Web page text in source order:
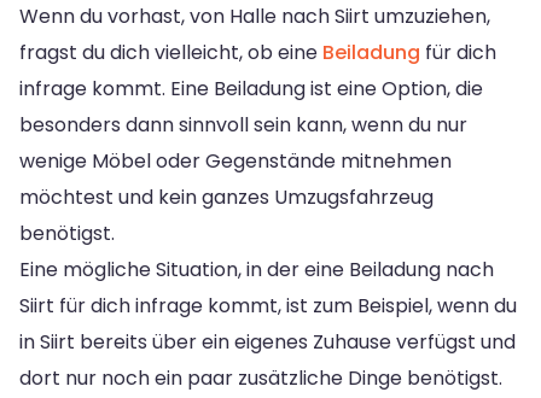
Wenn du vorhast, von Halle nach Siirt umzuziehen,
fragst du dich vielleicht, ob eine Beiladung für dich
infrage kommt. Eine Beiladung ist eine Option, die
besonders dann sinnvoll sein kann, wenn du nur
wenige Möbel oder Gegenstände mitnehmen
möchtest und kein ganzes Umzugsfahrzeug
benötigst.
Eine mögliche Situation, in der eine Beiladung nach
Siirt für dich infrage kommt, ist zum Beispiel, wenn du
in Siirt bereits über ein eigenes Zuhause verfügst und
dort nur noch ein paar zusätzliche Dinge benötigst.